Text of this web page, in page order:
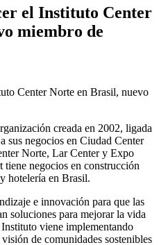
el Instituto Center
miembro de
creada en 2002, ligada
sus negocios en Ciudad Center
Norte, Lar Center y Expo
negocios en construcción
hotelería en Brasil.
e innovación para que las
soluciones para mejorar la vida
viene implementando
de comunidades sostenibles